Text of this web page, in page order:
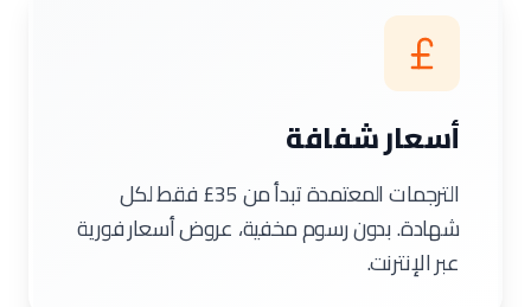
أسعار شفافة
الترجمات المعتمدة تبدأ من ⁦£35⁩ فقط لكل
شهادة. بدون رسوم مخفية، عروض أسعار فورية
عبر الإنترنت.